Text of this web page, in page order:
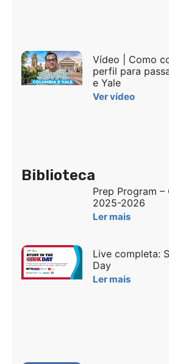
Vídeo | Como
perfil para
e Yale
Ver vídeo
Biblioteca
Prep Program –
2025-2026
Ler mais
Live completa:
Day
Ler mais